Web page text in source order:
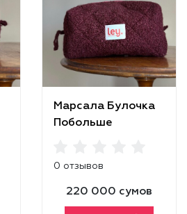
Марсала Булочка
Побольше
0 отзывов
220 000 сумов